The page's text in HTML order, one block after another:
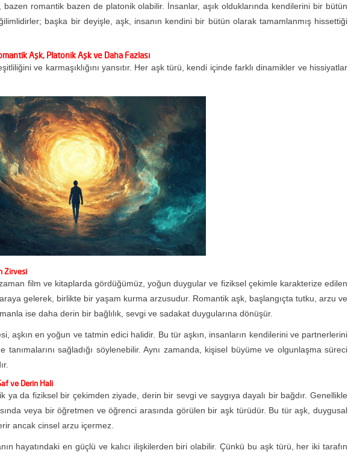
romantik bazen de platonik olabilir. İnsanlar, aşık olduklarında kendilerini bir bütün
başka bir deyişle, aşk, insanın kendini bir bütün olarak tamamlanmış hissettiği
Aşk, Platonik Aşk ve Daha Fazlası
ve karmaşıklığını yansıtır. Her aşk türü, kendi içinde farklı dinamikler ve hissiyatlar
Zirvesi
film ve kitaplarda gördüğümüz, yoğun duygular ve fiziksel çekimle karakterize edilen
gelerek, birlikte bir yaşam kurma arzusudur. Romantik aşk, başlangıçta tutku, arzu ve
ise daha derin bir bağlılık, sevgi ve sadakat duygularına dönüşür.
aşkın en yoğun ve tatmin edici halidir. Bu tür aşkın, insanların kendilerini ve partnerlerini
tanımalarını sağladığı söylenebilir. Aynı zamanda, kişisel büyüme ve olgunlaşma süreci
ve Derin Hali
ya da fiziksel bir çekimden ziyade, derin bir sevgi ve saygıya dayalı bir bağdır. Genellikle
veya bir öğretmen ve öğrenci arasında görülen bir aşk türüdür. Bu tür aşk, duygusal
ancak cinsel arzu içermez.
hayatındaki en güçlü ve kalıcı ilişkilerden biri olabilir. Çünkü bu aşk türü, her iki tarafın